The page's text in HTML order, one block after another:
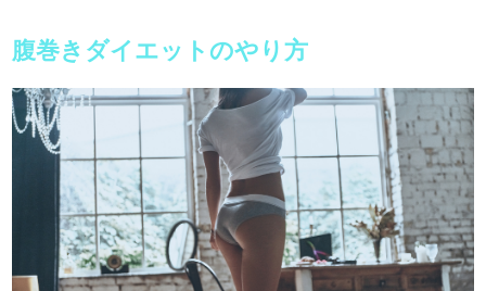
腹巻きダイエットのやり方